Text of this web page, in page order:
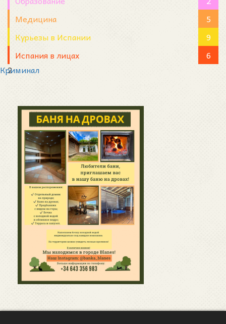
Медицина
5
Курьезы в Испании
9
Испания в лицах
6
Криминал
2